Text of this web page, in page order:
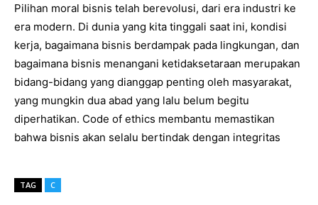
Pilihan moral bisnis telah berevolusi, dari era industri ke
era modern. Di dunia yang kita tinggali saat ini, kondisi
kerja, bagaimana bisnis berdampak pada lingkungan, dan
bagaimana bisnis menangani ketidaksetaraan merupakan
bidang-bidang yang dianggap penting oleh masyarakat,
yang mungkin dua abad yang lalu belum begitu
diperhatikan. Code of ethics membantu memastikan
bahwa bisnis akan selalu bertindak dengan integritas
TAG C